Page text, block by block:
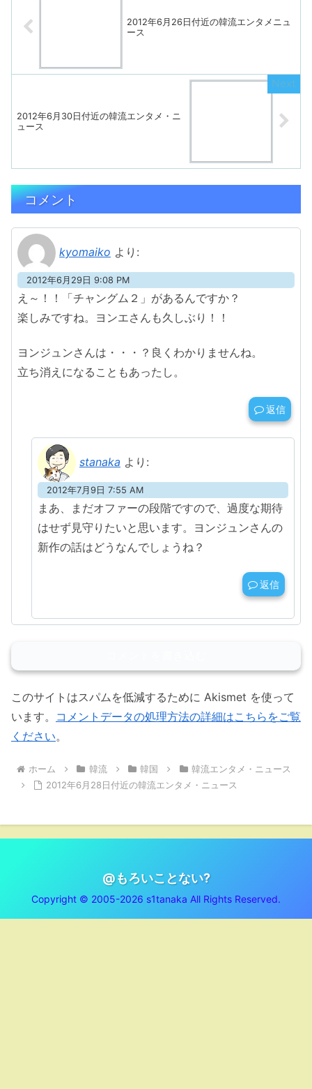
2012年6月26日付近の韓流エンタメニュ
ース
2012年6月30日付近の韓流エンタメ・ニ
ュース
コメント
kyomaiko より:
2012年6月29日 9:08 PM
え～！！「チャングム２」があるんですか？
楽しみですね。ヨンエさんも久しぶり！！
ヨンジュンさんは・・・？良くわかりませんね。
立ち消えになることもあったし。
返信
stanaka より:
2012年7月9日 7:55 AM
まあ、まだオファーの段階ですので、過度な期待
はせず見守りたいと思います。ヨンジュンさんの
新作の話はどうなんでしょうね？
返信
このサイトはスパムを低減するために Akismet を使って
います。 コメントデータの処理方法の詳細はこちらをご覧
ください。
ホーム 韓流 韓国
韓流エンタメ・ニュース
2012年6月28日付近の韓流エンタメ・ニュース
@もろいことない?
Copyright © 2005-2026 s1tanaka All Rights Reserved.